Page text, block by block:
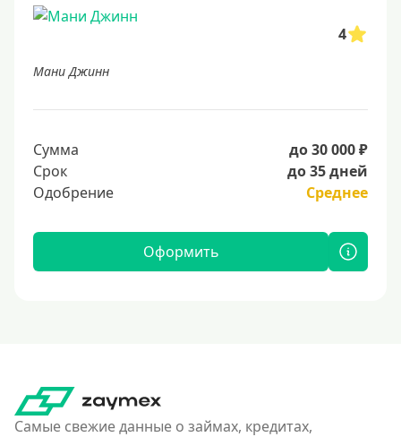
4
Мани Джинн
Сумма
до 30 000 ₽
Срок
до 35 дней
Одобрение
Среднее
Оформить
Самые свежие данные о займах, кредитах,